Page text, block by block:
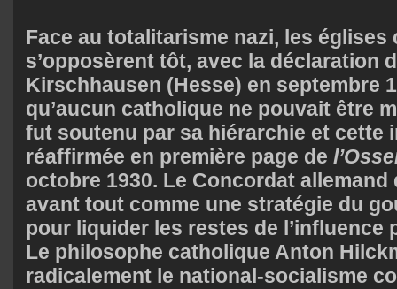
Face au totalitarisme nazi, les églises
s’opposèrent tôt, avec la déclaration
Kirschhausen (Hesse) en septembre
qu’aucun catholique ne pouvait être
fut soutenu par sa hiérarchie et cette
réaffirmée en première page de
octobre 1930. Le Concordat allemand
avant tout comme une stratégie du
pour liquider les restes de l’influence
Le philosophe catholique Anton
radicalement le national-socialisme